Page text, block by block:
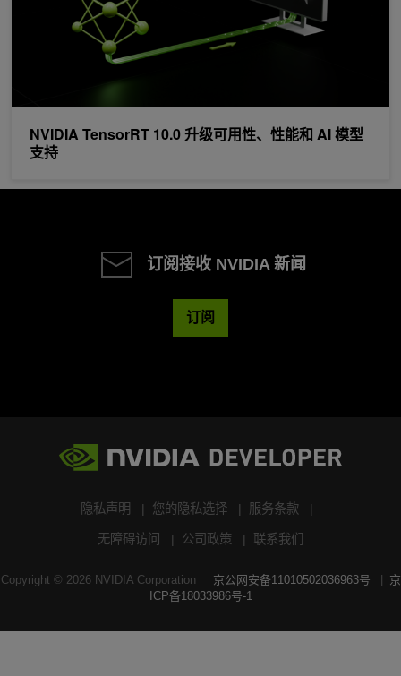
NVIDIA TensorRT 10.0 升级可用性、性能和 AI 模型
支持
订阅接收 NVIDIA 新闻
订阅
隐私声明 您的隐私选择 服务条款
无障碍访问 公司政策 联系我们
Copyright © 2026NVIDIA Corporation 京公网安备11010502036963号
京
ICP备18033986号-1